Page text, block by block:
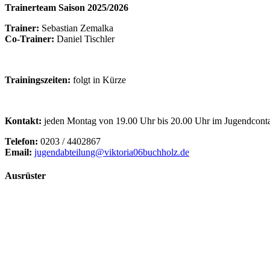
Trainerteam Saison 2025/2026
Trainer: Sebastian Zemalka
Co-Trainer: Daniel Tischler
Trainingszeiten: folgt in Kürze
Kontakt: jeden Montag von 19.00 Uhr bis 20.00 Uhr im
Telefon: 0203 / 4402867
Email: jugendabteilung@viktoria06buchholz.de
Ausrüster